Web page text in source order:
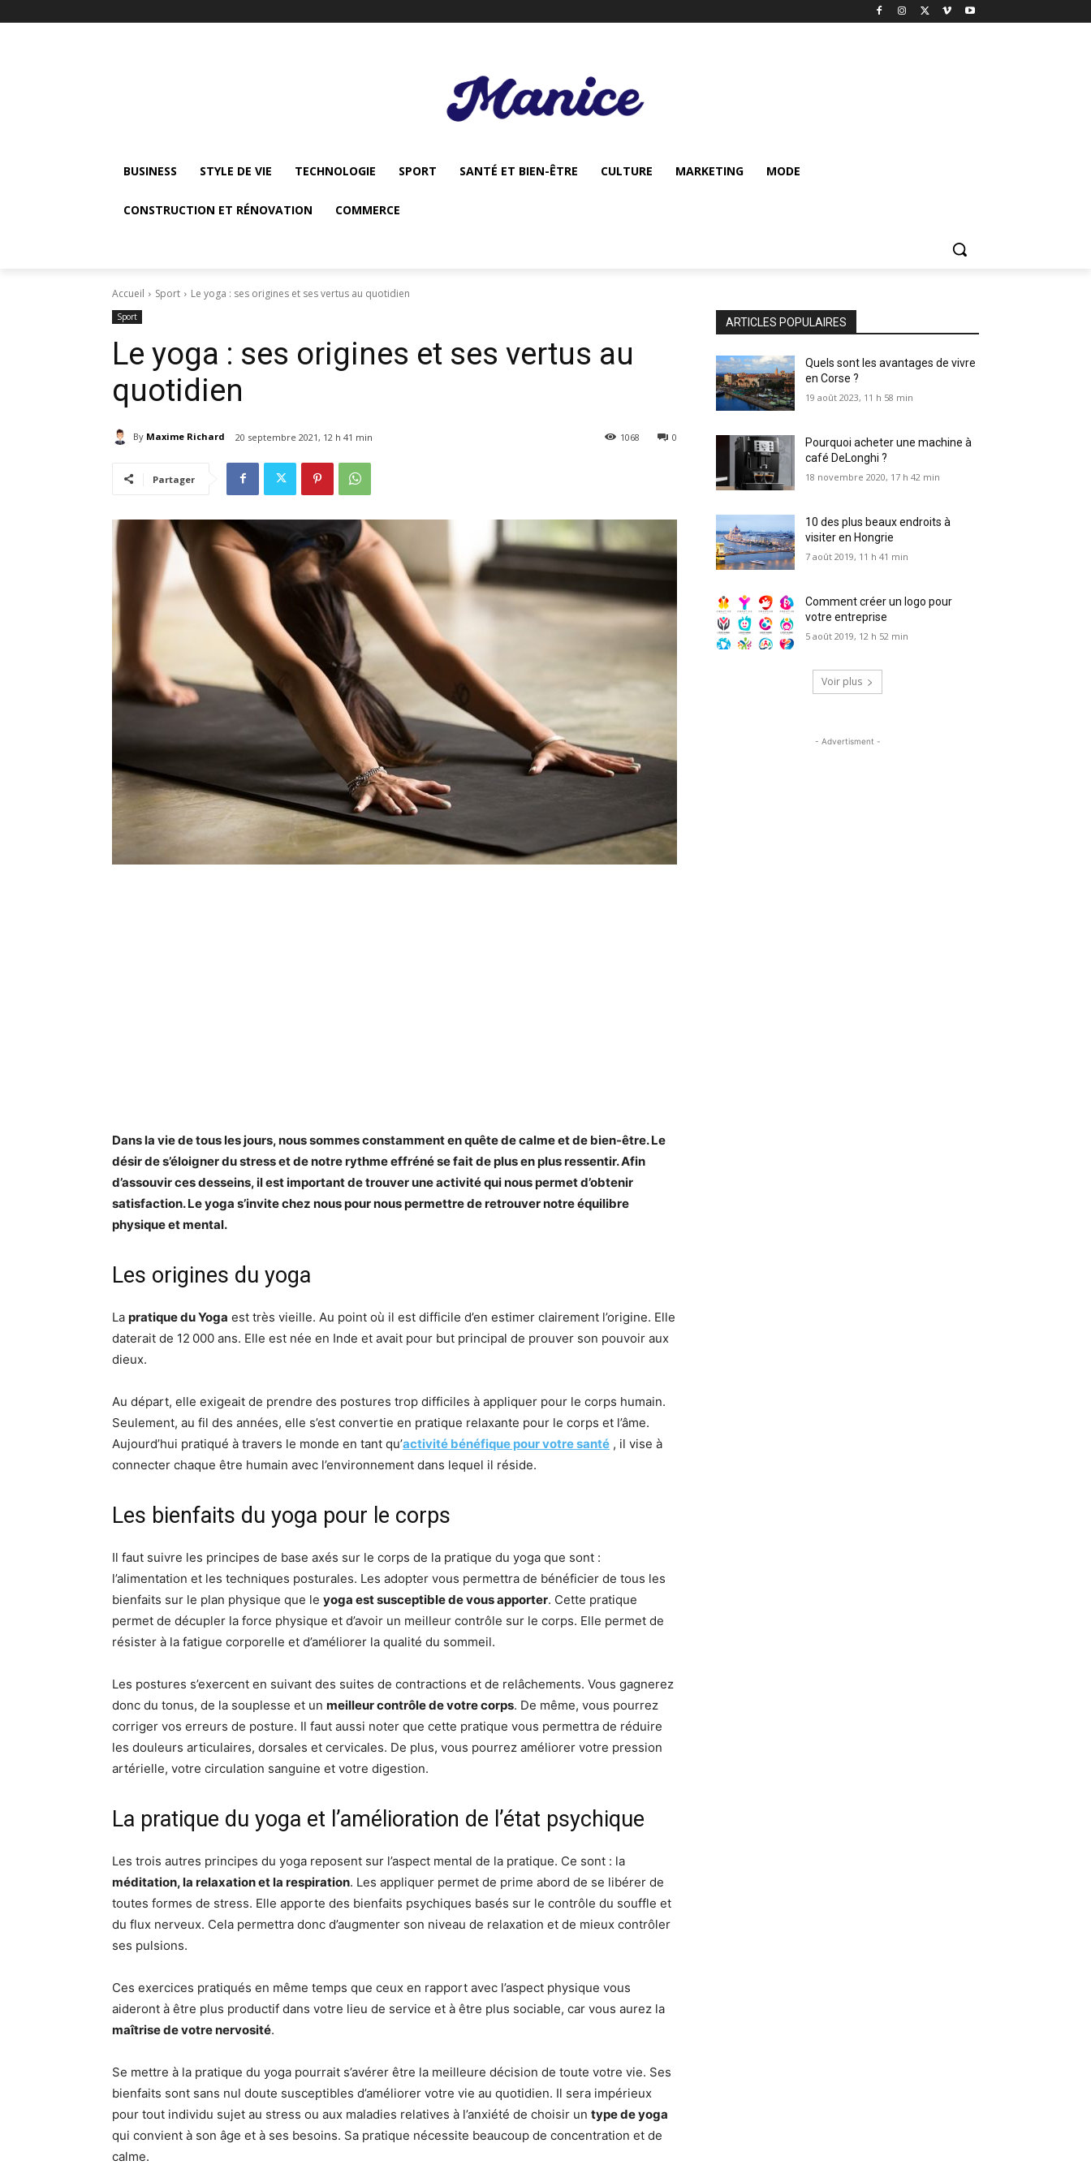
BUSINESS STYLE DE VIE TECHNOLOGIE SPORT SANTÉ ET BIEN-ÊTRE CULTURE MARKETING MODE
CONSTRUCTION ET RÉNOVATION COMMERCE
Accueil Sport Le yoga : ses origines et ses vertus au quotidien
Sport
Le yoga : ses origines et ses vertus au
quotidien
By Maxime Richard 20 septembre 2021, 12 h 41 min 0
1068
Partager
Dans la vie de tous les jours, nous sommes constamment en quête de calme et de bien-être. Le
désir de s’éloigner du stress et de notre rythme effréné se fait de plus en plus ressentir. Afin
d’assouvir ces desseins, il est important de trouver une activité qui nous permet d’obtenir
satisfaction. Le yoga s’invite chez nous pour nous permettre de retrouver notre équilibre
physique et mental.
Les origines du yoga
La pratique du Yoga est très vieille. Au point où il est difficile d’en estimer clairement l’origine. Elle
daterait de 12 000 ans. Elle est née en Inde et avait pour but principal de prouver son pouvoir aux
dieux.
Au départ, elle exigeait de prendre des postures trop difficiles à appliquer pour le corps humain.
Seulement, au fil des années, elle s’est convertie en pratique relaxante pour le corps et l’âme.
Aujourd’hui pratiqué à travers le monde en tant qu’activité bénéfique pour votre santé , il vise à
connecter chaque être humain avec l’environnement dans lequel il réside.
Les bienfaits du yoga pour le corps
Il faut suivre les principes de base axés sur le corps de la pratique du yoga que sont :
l’alimentation et les techniques posturales. Les adopter vous permettra de bénéficier de tous les
bienfaits sur le plan physique que le yoga est susceptible de vous apporter. Cette pratique
permet de décupler la force physique et d’avoir un meilleur contrôle sur le corps. Elle permet de
résister à la fatigue corporelle et d’améliorer la qualité du sommeil.
Les postures s’exercent en suivant des suites de contractions et de relâchements. Vous gagnerez
donc du tonus, de la souplesse et un meilleur contrôle de votre corps. De même, vous pourrez
corriger vos erreurs de posture. Il faut aussi noter que cette pratique vous permettra de réduire
les douleurs articulaires, dorsales et cervicales. De plus, vous pourrez améliorer votre pression
artérielle, votre circulation sanguine et votre digestion.
La pratique du yoga et l’amélioration de l’état psychique
Les trois autres principes du yoga reposent sur l’aspect mental de la pratique. Ce sont : la
méditation, la relaxation et la respiration. Les appliquer permet de prime abord de se libérer de
toutes formes de stress. Elle apporte des bienfaits psychiques basés sur le contrôle du souffle et
du flux nerveux. Cela permettra donc d’augmenter son niveau de relaxation et de mieux contrôler
ses pulsions.
Ces exercices pratiqués en même temps que ceux en rapport avec l’aspect physique vous
aideront à être plus productif dans votre lieu de service et à être plus sociable, car vous aurez la
maîtrise de votre nervosité.
Se mettre à la pratique du yoga pourrait s’avérer être la meilleure décision de toute votre vie. Ses
bienfaits sont sans nul doute susceptibles d’améliorer votre vie au quotidien. Il sera impérieux
pour tout individu sujet au stress ou aux maladies relatives à l’anxiété de choisir un type de yoga
qui convient à son âge et à ses besoins. Sa pratique nécessite beaucoup de concentration et de
calme.
ARTICLES POPULAIRES
Quels sont les avantages de vivre
en Corse ?
19 août 2023, 11 h 58 min
Pourquoi acheter une machine à
café DeLonghi ?
18 novembre 2020, 17 h 42 min
10 des plus beaux endroits à
visiter en Hongrie
7 août 2019, 11 h 41 min
Comment créer un logo pour
votre entreprise
5 août 2019, 12 h 52 min
Voir plus
- Advertisment -